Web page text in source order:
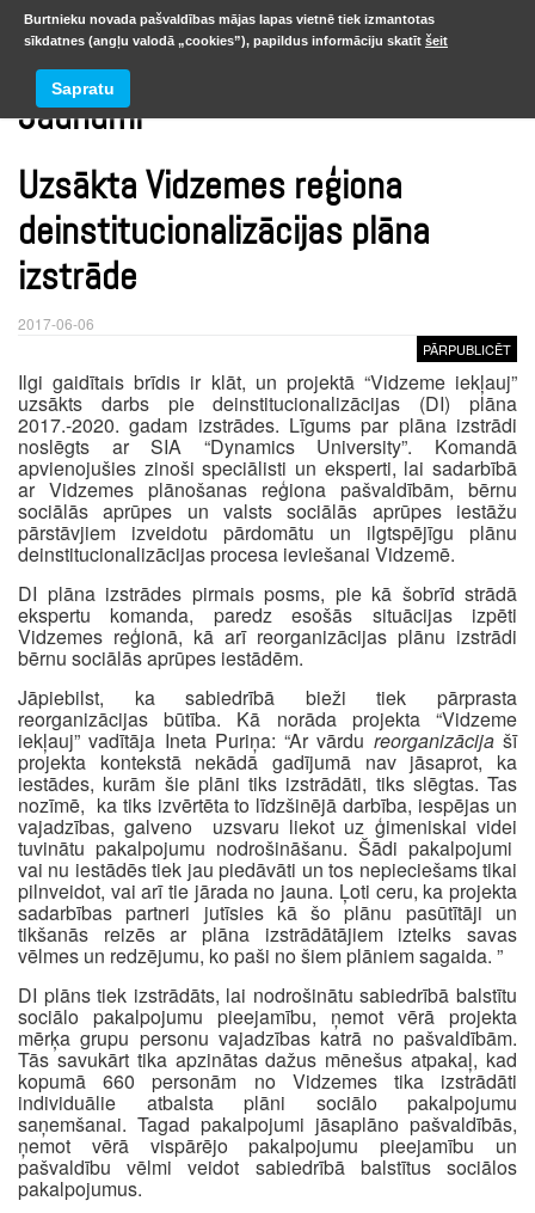
Jaunumi
Uzsākta Vidzemes reģiona
deinstitucionalizācijas plāna
izstrāde
2017-06-06
PĀRPUBLICĒT
Ilgi gaidītais brīdis ir klāt, un projektā “Vidzeme iekļauj”
uzsākts darbs pie deinstitucionalizācijas (DI) plāna
2017.-2020. gadam izstrādes. Līgums par plāna izstrādi
noslēgts ar SIA “Dynamics University”. Komandā
apvienojušies zinoši speciālisti un eksperti, lai sadarbībā
ar Vidzemes plānošanas reģiona pašvaldībām, bērnu
sociālās aprūpes un valsts sociālās aprūpes iestāžu
pārstāvjiem izveidotu pārdomātu un ilgtspējīgu plānu
deinstitucionalizācijas procesa ieviešanai Vidzemē.
DI plāna izstrādes pirmais posms, pie kā šobrīd strādā
ekspertu komanda, paredz esošās situācijas izpēti
Vidzemes reģionā, kā arī reorganizācijas plānu izstrādi
bērnu sociālās aprūpes iestādēm.
Jāpiebilst, ka sabiedrībā bieži tiek pārprasta
reorganizācijas būtība. Kā norāda projekta “Vidzeme
iekļauj” vadītāja Ineta Puriņa: “Ar vārdu reorganizācijašī
projekta kontekstā nekādā gadījumā nav jāsaprot, ka
iestādes, kurām šie plāni tiks izstrādāti, tiks slēgtas. Tas
nozīmē, ka tiks izvērtēta to līdzšinējā darbība, iespējas un
vajadzības, galveno uzsvaru liekot uz ģimeniskai videi
tuvinātu pakalpojumu nodrošināšanu. Šādi pakalpojumi
vai nu iestādēs tiek jau piedāvāti un tos nepieciešams tikai
pilnveidot, vai arī tie jārada no jauna. Ļoti ceru, ka projekta
sadarbības partneri jutīsies kā šo plānu pasūtītāji un
tikšanās reizēs ar plāna izstrādātājiem izteiks savas
vēlmes un redzējumu, ko paši no šiem plāniem sagaida. ”
DI plāns tiek izstrādāts, lai nodrošinātu sabiedrībā balstītu
sociālo pakalpojumu pieejamību, ņemot vērā projekta
mērķa grupu personu vajadzības katrā no pašvaldībām.
Tās savukārt tika apzinātas dažus mēnešus atpakaļ, kad
kopumā 660 personām no Vidzemes tika izstrādāti
individuālie atbalsta plāni sociālo pakalpojumu
saņemšanai. Tagad pakalpojumi jāsaplāno pašvaldībās,
ņemot vērā vispārējo pakalpojumu pieejamību un
pašvaldību vēlmi veidot sabiedrībā balstītus sociālos
pakalpojumus.
Burtnieku novada pašvaldības mājas lapas vietnē tiek izmantotas
sīkdatnes (angļu valodā „cookies”), papildus informāciju skatīt šeit
Sapratu